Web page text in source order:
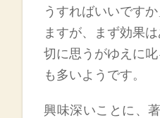
ヤ
ー
うすればいいです
ますが、 まず効果は
切に思うがゆえに叱
も多いよう です。
興味深いことに、